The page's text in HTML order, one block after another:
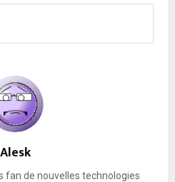
Alesk
fan de nouvelles technologies